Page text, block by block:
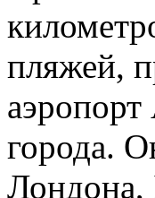
пляжей,
города.
Лондона,